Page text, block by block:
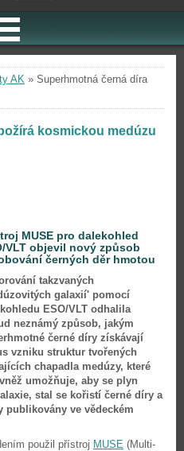
AK » Superhmotná černá díra
kosmickou medúzu
MUSE pro dalekohled
VLT objevil nový způsob
černých děr hmotou
takzvaných
galaxií' pomocí
ESO/VLT odhalila
neznámý způsob, jakým
černé díry získávají
vzniku struktur tvořených
chapadla medúzy, které
umožňuje, aby se plyn
stal se kořistí černé díry a
publikovány ve vědeckém
použil přístroj MUSE (Multi-